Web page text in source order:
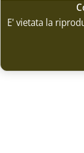
E' vietata la